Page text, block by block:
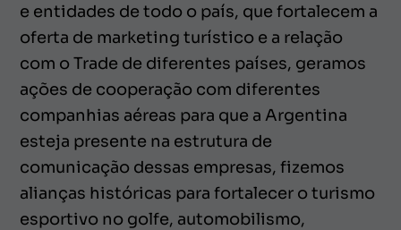
e entidades de todo o país, que fortalecem a
oferta de marketing turístico e a relação
com o Trade de diferentes países, geramos
ações de cooperação com diferentes
companhias aéreas para que a Argentina
esteja presente na estrutura de
comunicação dessas empresas, fizemos
alianças históricas para fortalecer o turismo
esportivo no golfe, automobilismo,